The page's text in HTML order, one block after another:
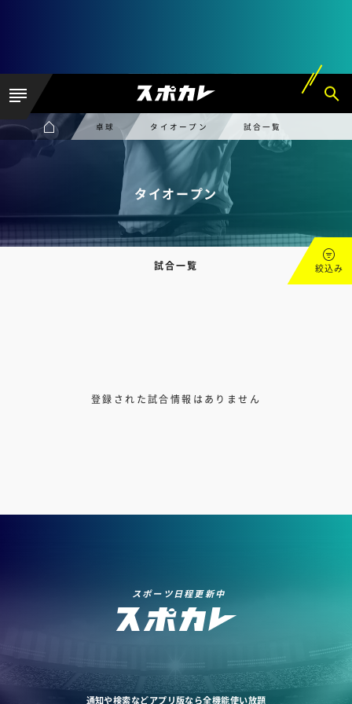
卓球 タイオープン 試合一覧
タイオープン
試合一覧 絞込み
登録された試合情報はありません
スポーツ日程更新中
通知や検索などアプリ版なら全機能使い放題